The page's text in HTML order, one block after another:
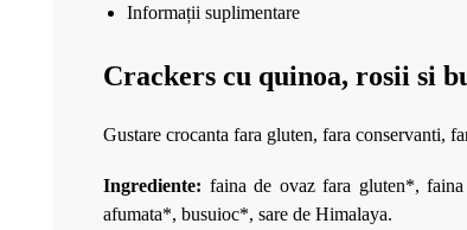
Informații suplimentare
Crackers cu quinoa, rosii si
Gustare crocanta fara gluten, fara conservanti,
Ingrediente: faina de ovaz fara gluten*,
afumata*, busuioc*, sare de Himalaya.